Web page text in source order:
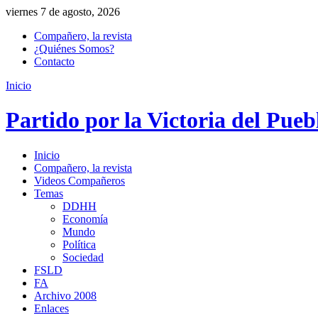
viernes 7 de agosto, 2026
Compañero, la revista
¿Quiénes Somos?
Contacto
Inicio
Partido por la Victoria del
Inicio
Compañero, la revista
Videos Compañeros
Temas
DDHH
Economía
Mundo
Política
Sociedad
FSLD
FA
Archivo 2008
Enlaces